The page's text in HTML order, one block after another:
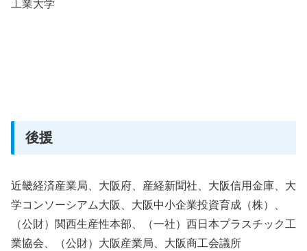
工業大学
後援
近畿経済産業局、大阪府、産経新聞社、大阪信用金庫、大
学コンソーシアム大阪、大阪中小企業投資育成（株）、
（公財）関西生産性本部、（一社）西日本プラスチック工
業協会、（公財）大阪産業局、大阪商工会議所